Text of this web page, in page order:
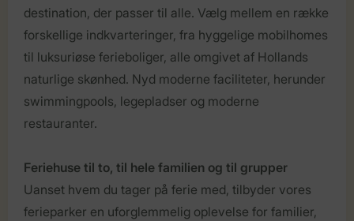
destination, der passer til alle. Vælg mellem en række
forskellige indkvarteringer, fra hyggelige mobilhomes
til luksuriøse ferieboliger, alle omgivet af Hollands
naturlige skønhed. Nyd moderne faciliteter, herunder
swimmingpools, legepladser og moderne
restauranter.
Feriehuse til to, til hele familien og til grupper
Uanset hvem du tager på ferie med, tilbyder vores
ferieparker en uforglemmelig oplevelse for familier,